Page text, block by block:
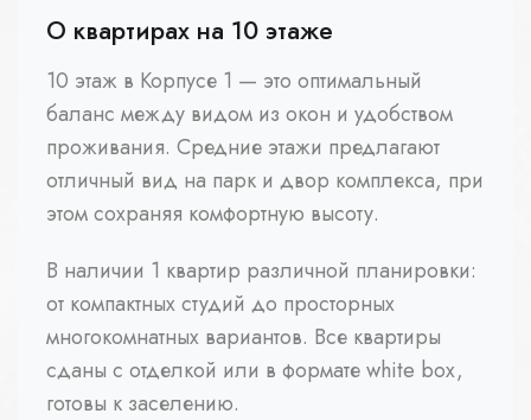
О квартирах на 10 этаже
10 этаж в Корпусе 1 — это оптимальный
баланс между видом из окон и удобством
проживания. Средние этажи предлагают
отличный вид на парк и двор комплекса, при
этом сохраняя комфортную высоту.
В наличии 1 квартир различной планировки:
от компактных студий до просторных
многокомнатных вариантов. Все квартиры
сданы с отделкой или в формате white box,
готовы к заселению.